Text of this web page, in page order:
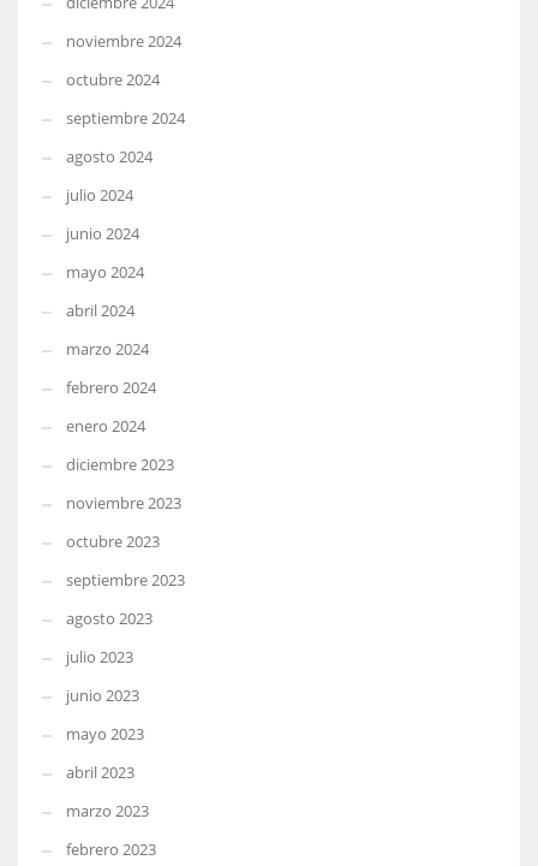
noviembre 2024
octubre 2024
septiembre 2024
agosto 2024
julio 2024
junio 2024
mayo 2024
abril 2024
marzo 2024
febrero 2024
enero 2024
diciembre 2023
noviembre 2023
octubre 2023
septiembre 2023
agosto 2023
julio 2023
junio 2023
mayo 2023
abril 2023
marzo 2023
febrero 2023